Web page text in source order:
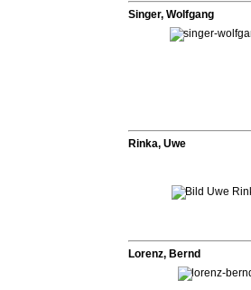
Singer, Wolfgang
Rinka, Uwe
Lorenz, Bernd